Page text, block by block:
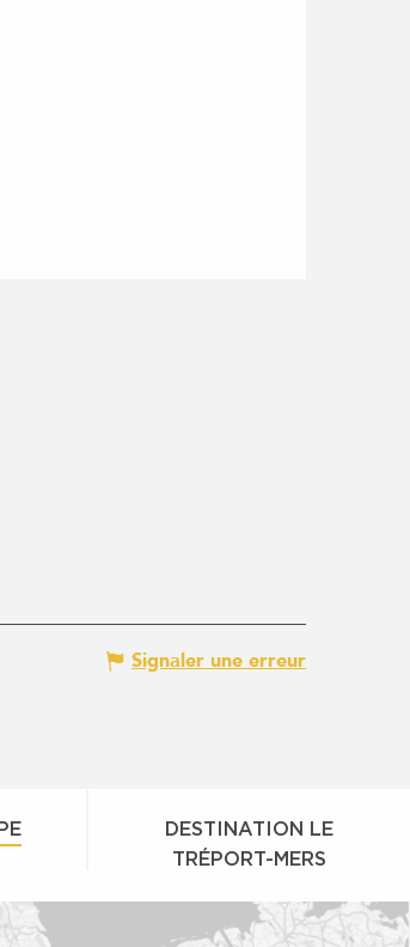
Signaler une erreur
DESTINATION LE
TRÉPORT-MERS